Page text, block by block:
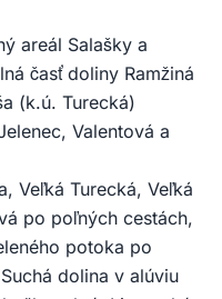
areál Salašky a
časť doliny Ramžiná
(k.ú. Turecká)
Valentová a
Veľká Turecká, Veľká
po poľných cestách,
potoka po
dolina v alúviu